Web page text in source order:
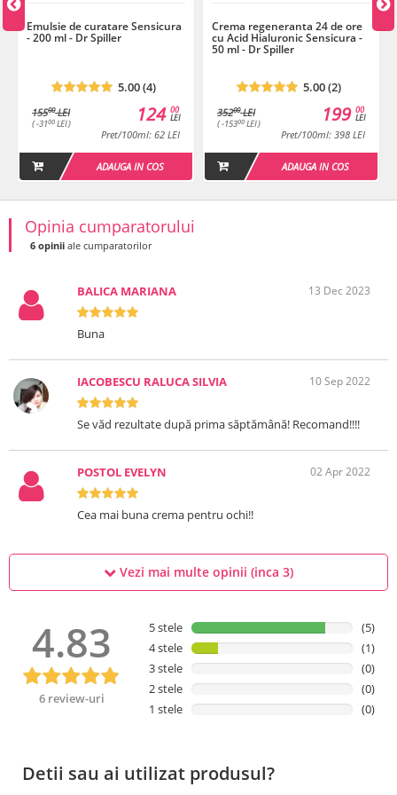
Emulsie de curatare Sensicura
- 200 ml - Dr Spiller
5.00 (4)
15500LEI
( -3100 LEI )
00
LEI
124
Pret/100ml: 62 LEI
ADAUGA IN COS
Crema regeneranta 24 de ore
cu Acid Hialuronic Sensicura -
50 ml - Dr Spiller
5.00 (2)
35200LEI
( -15300 LEI )
00
LEI
199
Pret/100ml: 398 LEI
ADAUGA IN COS
Opinia cumparatorului
6 opinii ale cumparatorilor
BALICA MARIANA 13 Dec 2023
Buna
IACOBESCU RALUCA SILVIA 10 Sep 2022
Se văd rezultate după prima săptămână! Recomand!!!!
POSTOL EVELYN 02 Apr 2022
Cea mai buna crema pentru ochi!!
Vezi mai multe opinii (inca 3)
4.83
6 review-uri
5 stele
(5)
4 stele
(1)
3 stele
(0)
2 stele
(0)
1 stele
(0)
Detii sau ai utilizat produsul?